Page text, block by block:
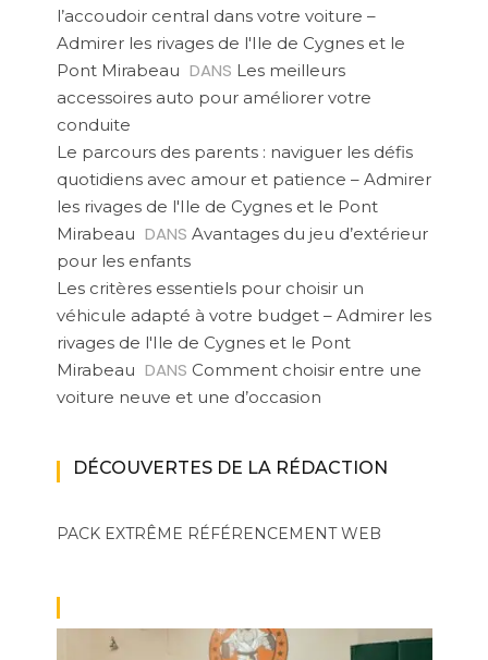
l’accoudoir central dans votre voiture –
Admirer les rivages de l'Ile de Cygnes et le
Pont Mirabeau DANS Les meilleurs
accessoires auto pour améliorer votre
conduite
Le parcours des parents : naviguer les défis
quotidiens avec amour et patience – Admirer
les rivages de l'Ile de Cygnes et le Pont
Mirabeau DANS Avantages du jeu d’extérieur
pour les enfants
Les critères essentiels pour choisir un
véhicule adapté à votre budget – Admirer les
rivages de l'Ile de Cygnes et le Pont
Mirabeau DANS Comment choisir entre une
voiture neuve et une d’occasion
DÉCOUVERTES DE LA RÉDACTION
PACK EXTRÊME RÉFÉRENCEMENT WEB